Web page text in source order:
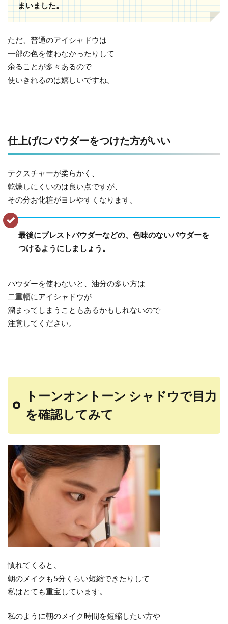
まいました。
ただ、普通のアイシャドウは
一部の色を使わなかったりして
余ることが多々あるので
使いきれるのは嬉しいですね。
仕上げにパウダーをつけた方がいい
テクスチャーが柔らかく、
乾燥しにくいのは良い点ですが、
その分お化粧がヨレやすくなります。
最後にプレストパウダーなどの、色味のないパウダーを
つけるようにしましょう。
パウダーを使わないと、油分の多い方は
二重幅にアイシャドウが
溜まってしまうこともあるかもしれないので
注意してください。
トーンオントーン シャドウで目力
を確認してみて
慣れてくると、
朝のメイクも5分くらい短縮できたりして
私はとても重宝しています。
私のように朝のメイク時間を短縮したい方や